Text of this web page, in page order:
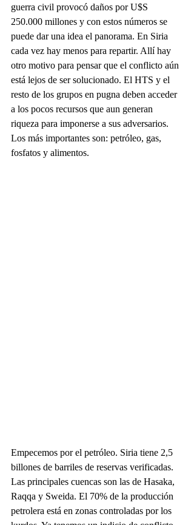
guerra civil provocó daños por U$S
250.000 millones y con estos números se
puede dar una idea el panorama. En Siria
cada vez hay menos para repartir. Allí hay
otro motivo para pensar que el conflicto aún
está lejos de ser solucionado. El HTS y el
resto de los grupos en pugna deben acceder
a los pocos recursos que aun generan
riqueza para imponerse a sus adversarios.
Los más importantes son: petróleo, gas,
fosfatos y alimentos.
Empecemos por el petróleo. Siria tiene 2,5
billones de barriles de reservas verificadas.
Las principales cuencas son las de Hasaka,
Raqqa y Sweida. El 70% de la producción
petrolera está en zonas controladas por los